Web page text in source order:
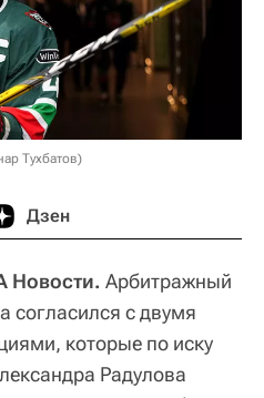
Тухбатов)
Дзен
Новости. Арбитражный
согласился с двумя
которые по иску
Радулова